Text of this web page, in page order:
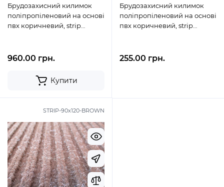
Брудозахисний килимок
поліпропіленовий на основі
пвх коричневий, strip
960.00 грн.
Купити
Брудозахисний килимок
поліпропіленовий на основі
пвх коричневий, strip
255.00 грн.
STRIP-90x120-BROWN